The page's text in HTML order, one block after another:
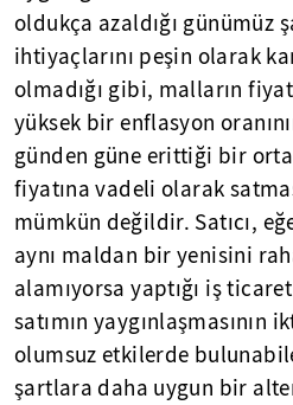
oldukça azaldığı günümüz
ihtiyaçlarını peşin olarak
olmadığı gibi, malların
yüksek bir enflasyon
günden güne erittiği bir
fiyatına vadeli olarak
mümkün değildir. Satıcı,
aynı maldan bir yenisini
alamıyorsa yaptığı iş
satımın yaygınlaşmasının
olumsuz etkilerde
şartlara daha uygun bir